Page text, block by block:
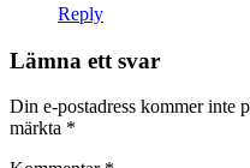
Reply
Lämna ett svar
Din e-postadress kommer inte
märkta *